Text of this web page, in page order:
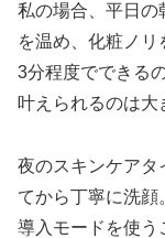
私の場合、平日の
を温め、化粧ノ
3分程度でできる
叶えられるのは大
夜のスキンケアタ
てから丁寧に洗顔
導入モードを使う